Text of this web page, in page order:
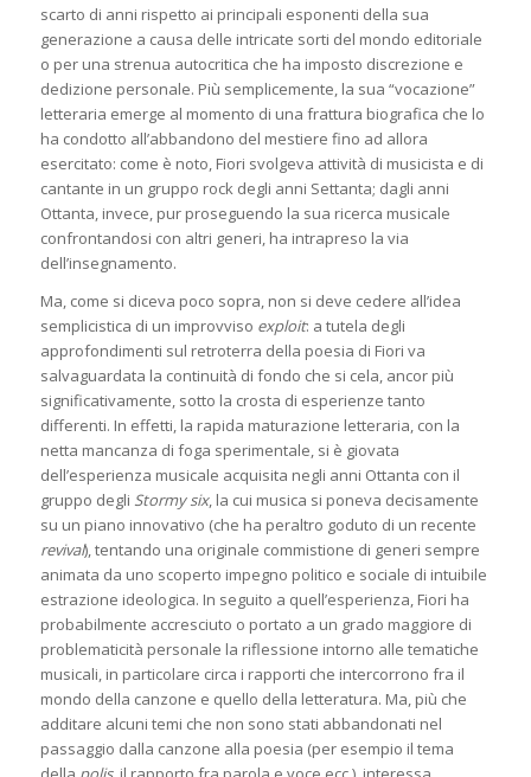
scarto di anni rispetto ai principali esponenti della sua
generazione a causa delle intricate sorti del mondo editoriale
o per una strenua autocritica che ha imposto discrezione e
dedizione personale. Più semplicemente, la sua “vocazione”
letteraria emerge al momento di una frattura biografica che lo
ha condotto all’abbandono del mestiere fino ad allora
esercitato: come è noto, Fiori svolgeva attività di musicista e di
cantante in un gruppo rock degli anni Settanta; dagli anni
Ottanta, invece, pur proseguendo la sua ricerca musicale
confrontandosi con altri generi, ha intrapreso la via
dell’insegnamento.
Ma, come si diceva poco sopra, non si deve cedere all’idea
semplicistica di un improvviso exploit: a tutela degli
approfondimenti sul retroterra della poesia di Fiori va
salvaguardata la continuità di fondo che si cela, ancor più
significativamente, sotto la crosta di esperienze tanto
differenti. In effetti, la rapida maturazione letteraria, con la
netta mancanza di foga sperimentale, si è giovata
dell’esperienza musicale acquisita negli anni Ottanta con il
gruppo degli Stormy six, la cui musica si poneva decisamente
su un piano innovativo (che ha peraltro goduto di un recente
revival), tentando una originale commistione di generi sempre
animata da uno scoperto impegno politico e sociale di intuibile
estrazione ideologica. In seguito a quell’esperienza, Fiori ha
probabilmente accresciuto o portato a un grado maggiore di
problematicità personale la riflessione intorno alle tematiche
musicali, in particolare circa i rapporti che intercorrono fra il
mondo della canzone e quello della letteratura. Ma, più che
additare alcuni temi che non sono stati abbandonati nel
passaggio dalla canzone alla poesia (per esempio il tema